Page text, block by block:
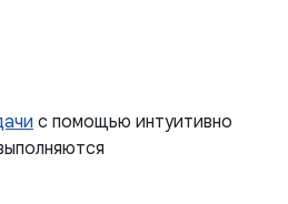
с помощью интуитивно